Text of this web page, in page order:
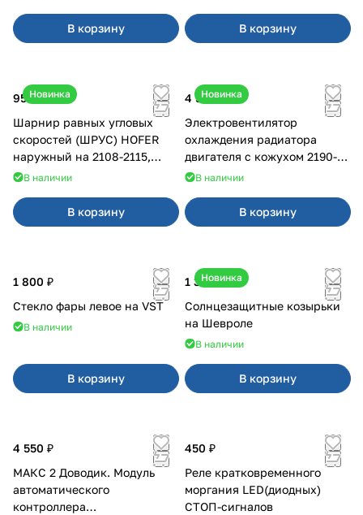
В корзину В корзину
Новинка
950 ₽
Шарнир равных угловых
скоростей (ШРУС) HOFER
наружный на 2108-2115,
2110-2112
В наличии
В корзину
Новинка
4 550 ₽
Электровентилятор
охлаждения радиатора
двигателя с кожухом 2190-
2194 н/о с кондиционером
В наличии
В корзину
1 800 ₽
Стекло фары левое на VST
В наличии
В корзину
Новинка
1 350 ₽
Солнцезащитные козырьки
на Шевроле
В наличии
В корзину
4 550 ₽
МАКС 2 Доводик. Модуль
автоматического
контроллера
450 ₽
Реле кратковременного
моргания LED(диодных)
СТОП-сигналов